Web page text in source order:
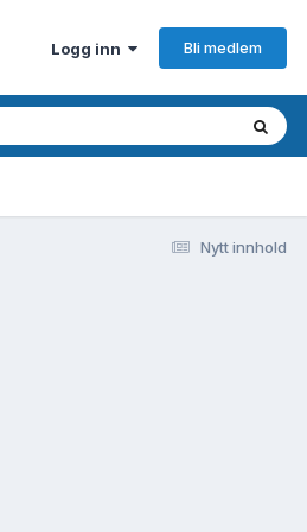
Logg inn Bli medlem
Nytt innhold